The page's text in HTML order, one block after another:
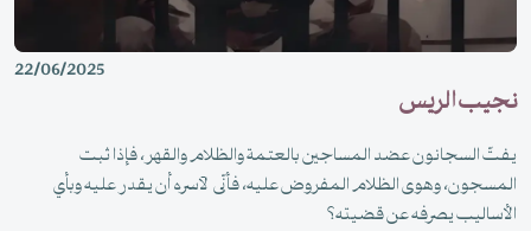
22/06/2025
نجيب الريس
يفتّ السجانون عضد المساجين بالعتمة والظلام والقهر، فإذا ثبت
المسجون، وهوى الظلام المفروض عليه، فأنّى لآسره أن يقدر عليه وبأي
الأساليب يصرفه عن قضيته؟